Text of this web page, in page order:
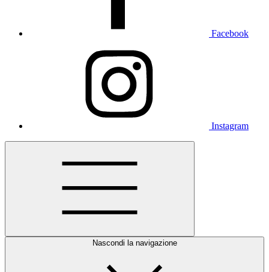
Facebook
Instagram
Nascondi la navigazione